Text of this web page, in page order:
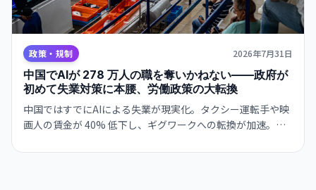
政策・規制 2026年7月31日
中国でAIが 278 万人の職を奪いかねない——政府が
初めて失業対策に本腰、労働政策の大転換
中国ではすでにAIによる失業が現実化。タクシー運転手や映
画人の賃金が 40% 低下し、ギグワークへの転換が加速。国
は雇用創出と AI 融合の同時実現にかじを切った。